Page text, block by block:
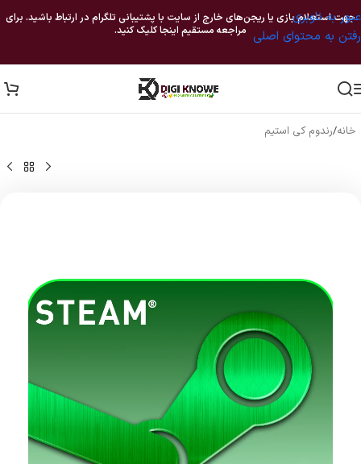
عبور به ناوبری
رفتن به محتوای اصلی
جهت استعلام بازی یا ریجن‌های خارج از سایت با پشتیبانی تلگرام در ارتباط باشید. برای
مراجعه مستقیم اینجا کلیک کنید.
خانه/رندوم کی استیم